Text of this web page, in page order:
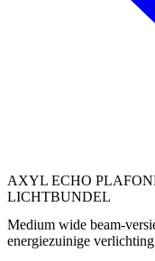
AXYL ECHO
LICHTBUNDEL
Medium wide beam-
energiezuinige